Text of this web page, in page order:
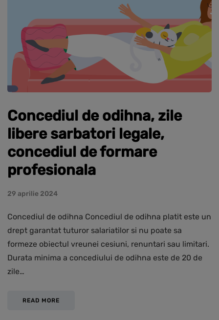
Concediul de odihna, zile
libere sarbatori legale,
concediul de formare
profesionala
29 aprilie 2024
Concediul de odihna Concediul de odihna platit este un
drept garantat tuturor salariatilor si nu poate sa
formeze obiectul vreunei cesiuni, renuntari sau limitari.
Durata minima a concediului de odihna este de 20 de
zile…
READ MORE